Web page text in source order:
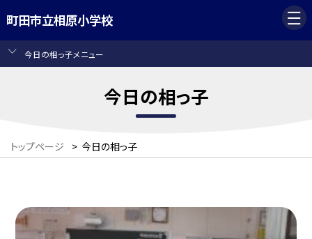
町田市立相原小学校
今日の相っ子メニュー
今日の相っ子
トップページ > 今日の相っ子